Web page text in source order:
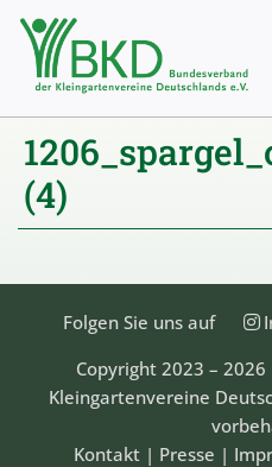
Zum
Inhalt
springen
(4)
Folgen Sie uns auf
Copyright 2023 –
Kleingartenvereine
Kontakt | Presse |